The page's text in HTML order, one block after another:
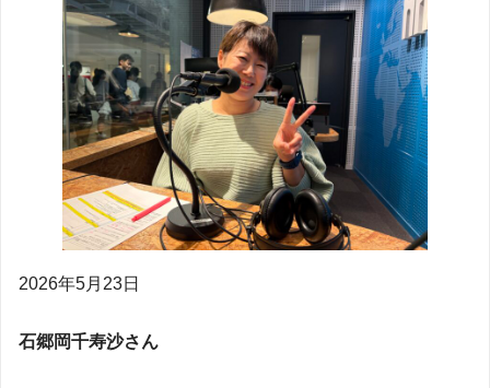
2026年5月23日
石郷岡千寿沙さん